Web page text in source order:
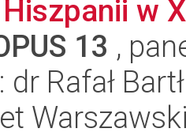
w
13 ,
Rafał